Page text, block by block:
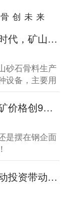
创未来
矿业进入黄金时代，矿山老板如何选择适合的破碎机？
砂石骨料生产
设备，主要用
骨料加工中的
，因其破碎
被广泛用于中
疯了！进口铁矿价格创9年新高！中钢协将四大方向发力保障铁矿石供应！
是摆在钢企面
城镇化建设拉动投资带动破碎机增长